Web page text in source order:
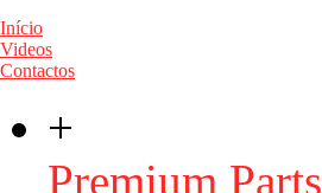
Início
Videos
Contactos
+
Premium Parts